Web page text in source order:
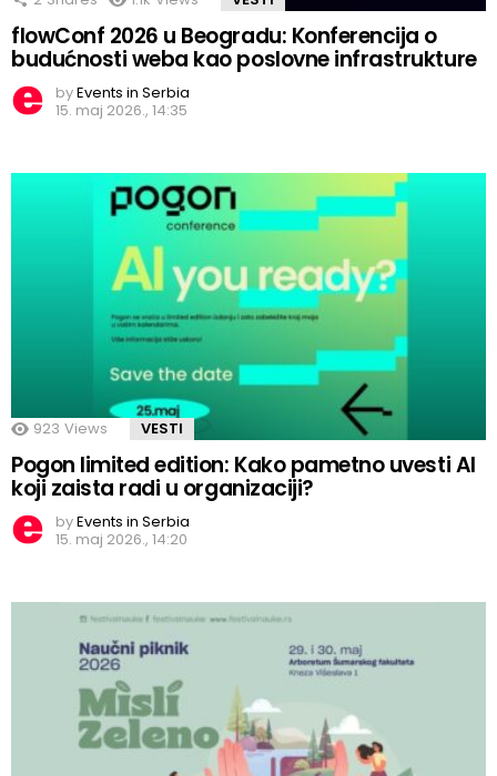
flowConf 2026 u Beogradu: Konferencija o
budućnosti weba kao poslovne infrastrukture
byEvents in Serbia
15. maj 2026., 14:35
923 Views VESTI
Pogon limited edition: Kako pametno uvesti AI
koji zaista radi u organizaciji?
byEvents in Serbia
15. maj 2026., 14:20